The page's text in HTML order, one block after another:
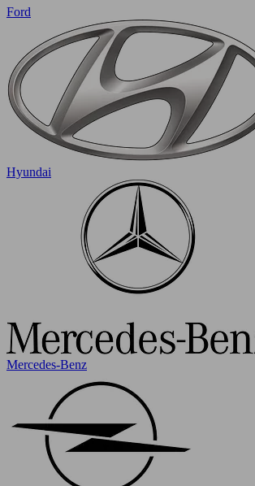
Ford
Hyundai
Mercedes-Benz